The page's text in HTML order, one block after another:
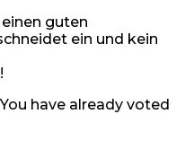
guten
ein und kein
You have already voted